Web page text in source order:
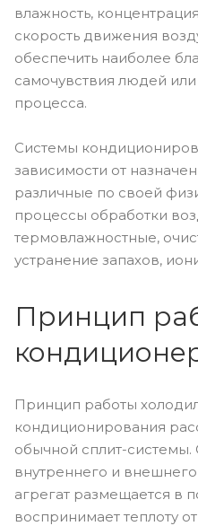
влажность,
скорость движения
обеспечить наиболее
самочувствия людей или
процесса.
Системы
зависимости от
различные по своей
процессы обработки
термовлажностные,
устранение запахов,
Принцип
Принцип работы
кондиционирования
обычной сплит-системы.
внутреннего и
агрегат размещается в
воспринимает теплоту